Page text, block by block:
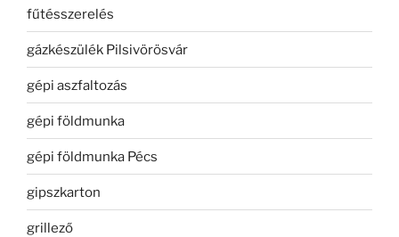
fűtésszerelés
gázkészülék Pilsivörösvár
gépi aszfaltozás
gépi földmunka
gépi földmunka Pécs
gipszkarton
grillező